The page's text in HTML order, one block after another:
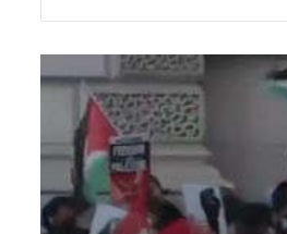
أخبار بريطانيا
ديسمبر 2, 2020